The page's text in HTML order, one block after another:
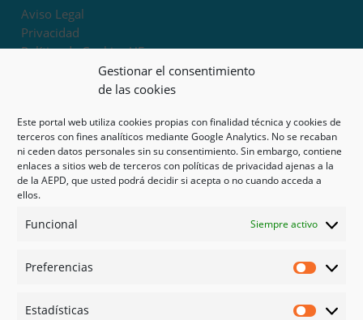
Gestionar el consentimiento
de las cookies
Este portal web utiliza cookies propias con finalidad técnica y cookies de
terceros con fines analíticos mediante Google Analytics. No se recaban
ni ceden datos personales sin su consentimiento. Sin embargo, contiene
enlaces a sitios web de terceros con políticas de privacidad ajenas a la
de la AEPD, que usted podrá decidir si acepta o no cuando acceda a
ellos.
Funcional Siempre activo
Preferencias
Estadísticas
Aviso Legal
Privacidad
Política de Cookies UE
Términos y condiciones
Exoneración de responsabilidad
Mapa del sitio
Mi cuenta
Tienda
Psicología en Murcia
Guías
Redes sociales
Instagram